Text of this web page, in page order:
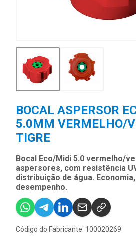
BOCAL ASPERSOR
5.0MM VERMELHO/
TIGRE
Bocal Eco/Midi 5.0 vermelho/
aspersores, com resistência
distribuição de água.
desempenho.
Código do Fabricante: 100020269